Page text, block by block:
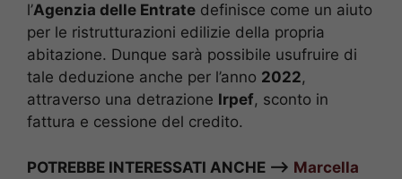
l’Agenzia delle Entrate definisce come un aiuto
per le ristrutturazioni edilizie della propria
abitazione. Dunque sarà possibile usufruire di
tale deduzione anche per l’anno 2022,
attraverso una detrazione Irpef, sconto in
fattura e cessione del credito.
POTREBBE INTERESSATI ANCHE —> Marcella